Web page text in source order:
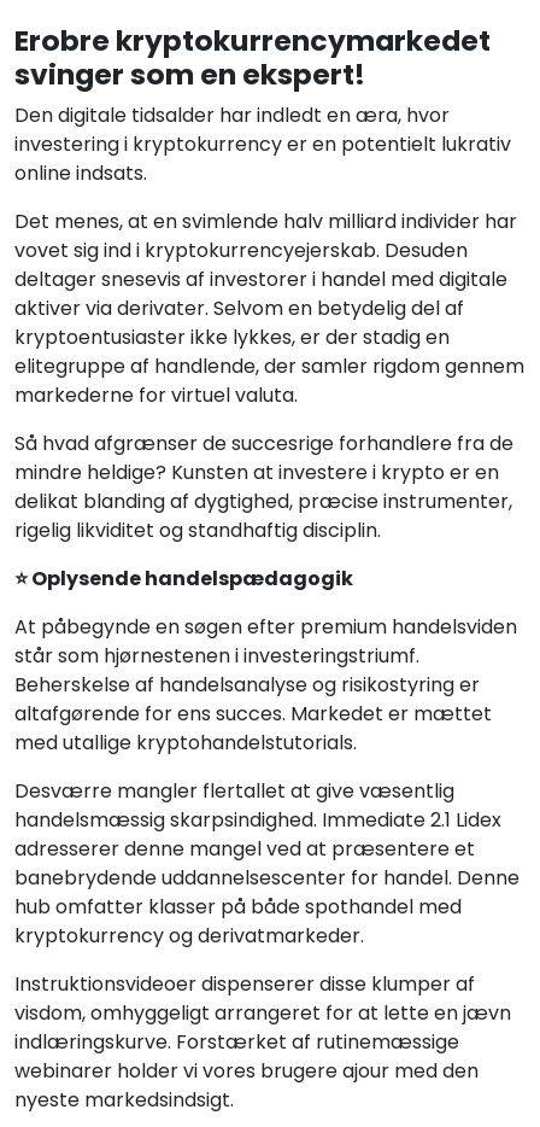
Erobre kryptokurrencymarkedet
svinger som en ekspert!
Den digitale tidsalder har indledt en æra, hvor
investering i kryptokurrency er en potentielt lukrativ
online indsats.
Det menes, at en svimlende halv milliard individer har
vovet sig ind i kryptokurrencyejerskab. Desuden
deltager snesevis af investorer i handel med digitale
aktiver via derivater. Selvom en betydelig del af
kryptoentusiaster ikke lykkes, er der stadig en
elitegruppe af handlende, der samler rigdom gennem
markederne for virtuel valuta.
Så hvad afgrænser de succesrige forhandlere fra de
mindre heldige? Kunsten at investere i krypto er en
delikat blanding af dygtighed, præcise instrumenter,
rigelig likviditet og standhaftig disciplin.
⭐ Oplysende handelspædagogik
At påbegynde en søgen efter premium handelsviden
står som hjørnestenen i investeringstriumf.
Beherskelse af handelsanalyse og risikostyring er
altafgørende for ens succes. Markedet er mættet
med utallige kryptohandelstutorials.
Desværre mangler flertallet at give væsentlig
handelsmæssig skarpsindighed. Immediate 2.1 Lidex
adresserer denne mangel ved at præsentere et
banebrydende uddannelsescenter for handel. Denne
hub omfatter klasser på både spothandel med
kryptokurrency og derivatmarkeder.
Instruktionsvideoer dispenserer disse klumper af
visdom, omhyggeligt arrangeret for at lette en jævn
indlæringskurve. Forstærket af rutinemæssige
webinarer holder vi vores brugere ajour med den
nyeste markedsindsigt.